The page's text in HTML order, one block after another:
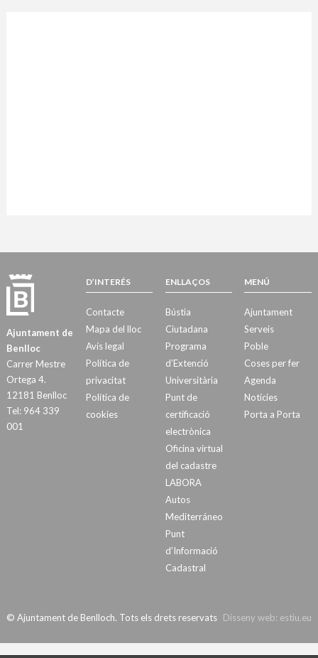
Ajuntament de
Benlloc
Carrer Mestre
Ortega 4.
12181 Benlloc
Tel: 964 339
001
D’INTERÉS
Contacte
Mapa del lloc
Avís legal
Política de
privacitat
Política de
cookies
ENLLAÇOS
Bústia
Ciutadana
Programa
d’Extenció
Universitària
Punt de
certificació
electrònica
Oficina virtual
del cadastre
LABORA
Autos
Mediterráneo
Punt
d’Informació
Cadastral
MENÚ
Ajuntament
Serveis
Poble
Coses per fer
Agenda
Notícies
Porta a Porta
Disseny web: estiu.eu
© Ajuntament de Benlloch. Tots els drets reservats